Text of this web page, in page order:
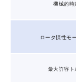
機械的時
ロータ慣性モ
最大許容ト